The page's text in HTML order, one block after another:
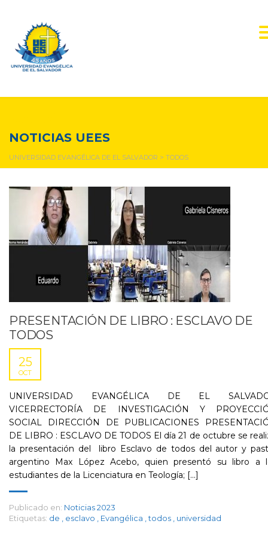
NOTICIAS UEES
UNIVERSIDAD EVANGÉLICA DE EL SALVADOR > TODOS
PRESENTACIÓN DE LIBRO : ESCLAVO DE
TODOS
25
OCT
UNIVERSIDAD EVANGÉLICA DE EL
VICERRECTORÍA DE INVESTIGACIÓN Y
SOCIAL DIRECCIÓN DE PUBLICACIONES
DE LIBRO : ESCLAVO DE TODOS El día 21 de octubre se
la presentación del libro Esclavo de todos del autor y
argentino Max López Acebo, quien presentó su libro a
estudiantes de la Licenciatura en Teología; [...]
Publicado en: Noticias 2023
Etiquetas: de esclavo Evangélica todos universidad